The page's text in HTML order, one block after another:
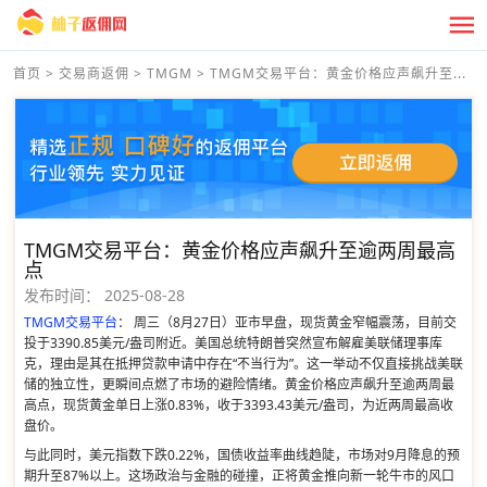
首页 > 交易商返佣 > TMGM > TMGM交易平台：黄金价格应声飙升至...
TMGM交易平台：黄金价格应声飙升至逾两周最高
点
发布时间： 2025-08-28
TMGM交易平台： 周三（8月27日）亚市早盘，现货黄金窄幅震荡，目前交
投于3390.85美元/盎司附近。美国总统特朗普突然宣布解雇美联储理事库
克，理由是其在抵押贷款申请中存在“不当行为”。这一举动不仅直接挑战美联
储的独立性，更瞬间点燃了市场的避险情绪。黄金价格应声飙升至逾两周最
高点，现货黄金单日上涨0.83%，收于3393.43美元/盎司，为近两周最高收
盘价。
与此同时，美元指数下跌0.22%，国债收益率曲线趋陡，市场对9月降息的预
期升至87%以上。这场政治与金融的碰撞，正将黄金推向新一轮牛市的风口